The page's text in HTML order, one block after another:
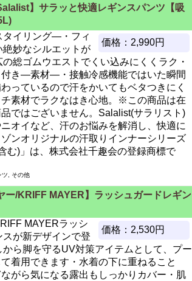
】サラッと快適レギンスパンツ【吸
価格：2,990円
イリング―・フィ
絶妙なシルエットが
総ゴムウエストでくい込みにくくラク・
き―素材―・接触冷感機能ではいた瞬間
っているので汗をかいてもベタつきにく
素材でラクなはき心地。※この商品は在
ではございません。Salalist(サラリスト)
オイなど、汗のお悩みを解消し、快適に
ンオリジナルの汗取りインナーシリーズ
む)」は、株式会社千趣会の登録商標で
ツ, その他
ー/KRIFF MAYER】ラッシュガードレギン
価格：2,530円
MAYERラッシ
スが新デザインで登
ら脚を守るUV対策アイテムとして、プー
着用できます・水着の下に重ねること
がら気になる露出もしっかりカバー・肌